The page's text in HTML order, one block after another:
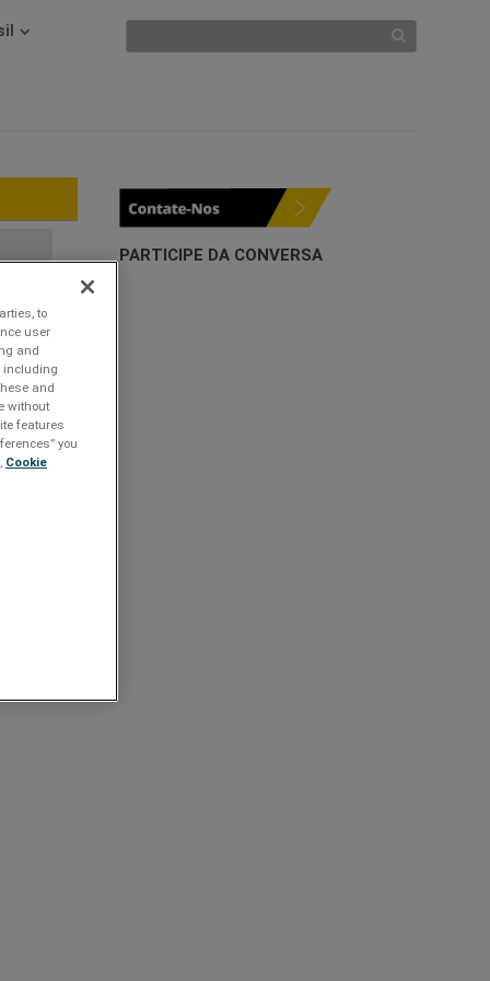
PARTICIPE DA CONVERSA
to
user
and
including
and
without
features
you
Cookie